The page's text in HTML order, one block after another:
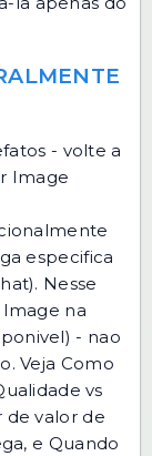
- volte a
Image
especifica
Nesse
na
- nao
Veja Como
vs
de valor de
e Quando